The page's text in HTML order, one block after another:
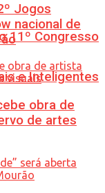
11º Congresso
e Inteligentes
Jogos
nacional de
obra de
de artes